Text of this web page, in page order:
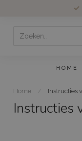
HOME
Home / Instructies
Instructies